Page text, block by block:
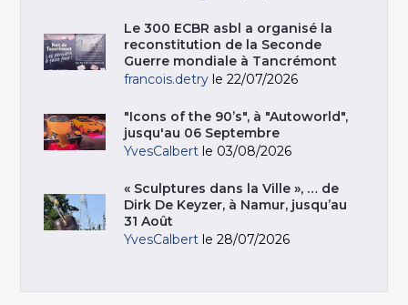
Le 300 ECBR asbl a organisé la
reconstitution de la Seconde
Guerre mondiale à Tancrémont
francois.detry le 22/07/2026
"Icons of the 90’s", à "Autoworld",
jusqu'au 06 Septembre
YvesCalbert le 03/08/2026
« Sculptures dans la Ville », … de
Dirk De Keyzer, à Namur, jusqu’au
31 Août
YvesCalbert le 28/07/2026